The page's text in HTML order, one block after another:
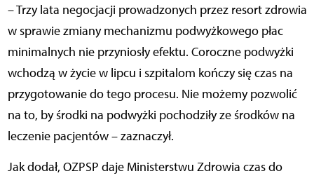
– Trzy lata negocjacji prowadzonych przez resort zdrowia
w sprawie zmiany mechanizmu podwyżkowego płac
minimalnych nie przyniosły efektu. Coroczne podwyżki
wchodzą w życie w lipcu i szpitalom kończy się czas na
przygotowanie do tego procesu. Nie możemy pozwolić
na to, by środki na podwyżki pochodziły ze środków na
leczenie pacjentów – zaznaczył.
Jak dodał, OZPSP daje Ministerstwu Zdrowia czas do